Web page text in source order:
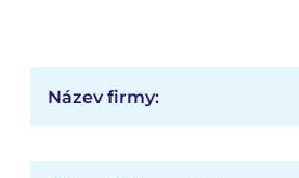
Název firmy: